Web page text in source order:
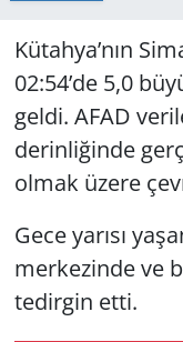
Kütahya’nın
02:54’de 5,0
geldi. AFAD
derinliğinde
olmak üzere
Gece yarısı
merkezinde ve
tedirgin etti.